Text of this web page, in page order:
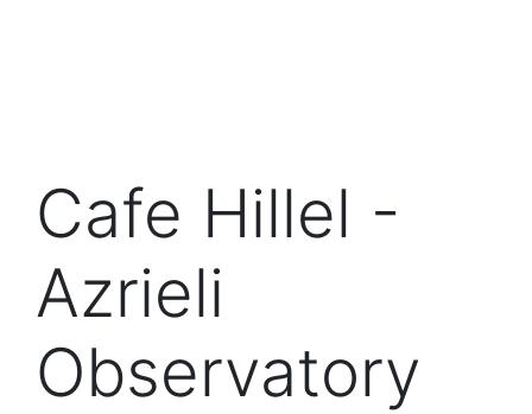
Cafe Hillel -
Azrieli
Observatory